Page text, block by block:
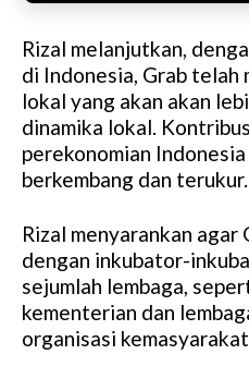
Rizal melanjutkan,
di Indonesia, Grab telah
lokal yang akan akan
dinamika lokal.
perekonomian
berkembang dan terukur.
Rizal menyarankan agar
dengan inkubator-
sejumlah lembaga,
kementerian dan
organisasi